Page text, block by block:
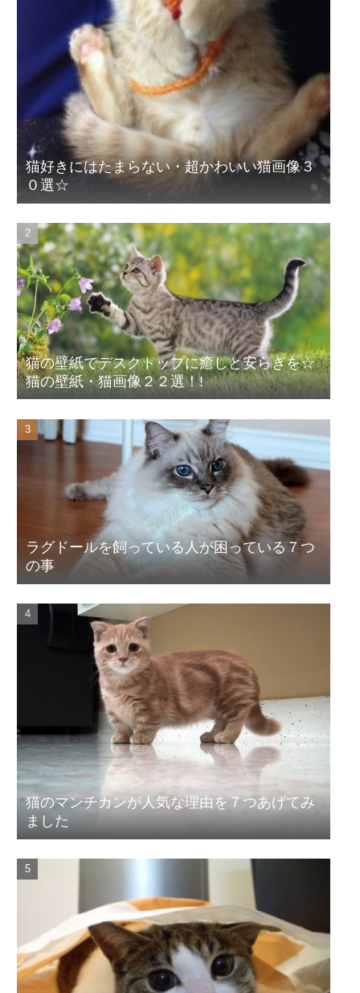
猫好きにはたまらない・超かわいい猫画像３
０選☆
猫の壁紙でデスクトップに癒しと安らぎを☆
猫の壁紙・猫画像２２選！!
ラグドールを飼っている人が困っている７つ
の事
猫のマンチカンが人気な理由を７つあげてみ
ました